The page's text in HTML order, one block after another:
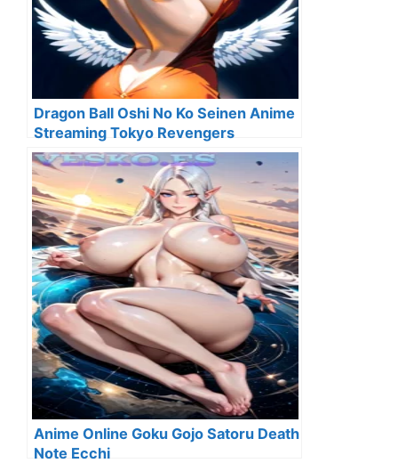
Dragon Ball Oshi No Ko Seinen Anime
Streaming Tokyo Revengers
Anime Online Goku Gojo Satoru Death
Note Ecchi